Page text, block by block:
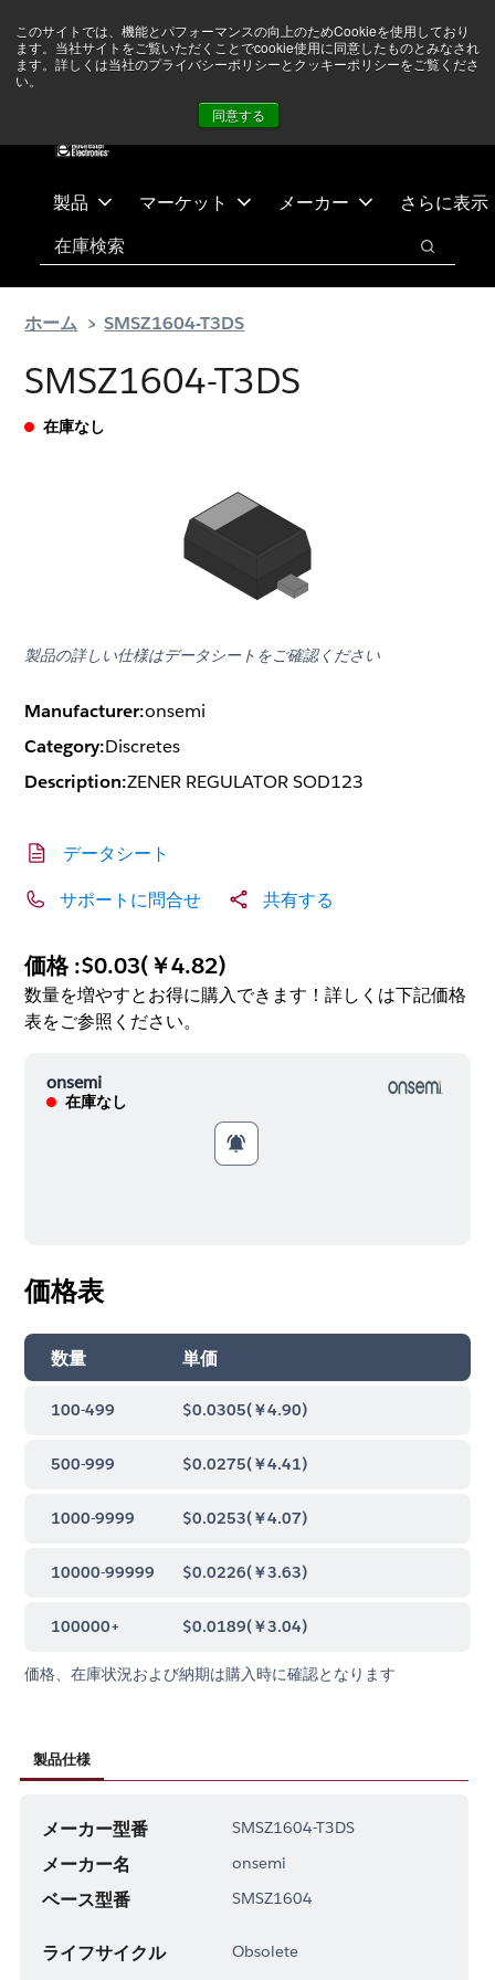
このサイトでは、機能とパフォーマンスの向上のためCookieを使用しており
ます。当社サイトをご覧いただくことでcookie使用に同意したものとみなされ
ます。詳しくは当社のプライバシーポリシーとクッキーポリシーをご覧くださ
い。
同意する
テ
ス
ありません 詳しい情報はこちら➜
製品 マーケット メーカー さらに表示
検索
検索
ホーム SMSZ1604-T3DS
SMSZ1604-T3DS
在庫なし
製品の詳しい仕様はデータシートをご確認ください
Manufacturer:onsemi
Category:Discretes
Description:ZENER REGULATOR SOD123
データシート
サポートに問合せ 共有する
価格 :$0.03(￥4.82)
数量を増やすとお得に購入できます！詳しくは下記価格
表をご参照ください。
onsemi
在庫なし
価格表
数量 単価
100-499 $0.0305(￥4.90)
500-999 $0.0275(￥4.41)
1000-9999 $0.0253(￥4.07)
10000-99999 $0.0226(￥3.63)
100000+ $0.0189(￥3.04)
価格、在庫状況および納期は購入時に確認となります
製品仕様
メーカー型番 SMSZ1604-T3DS
メーカー名 onsemi
ベース型番 SMSZ1604
ライフサイクル Obsolete